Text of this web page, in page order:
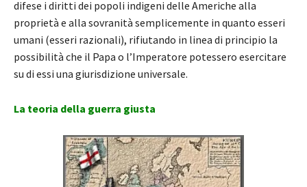
difese i diritti dei popoli indigeni delle Americhe alla
proprietà e alla sovranità semplicemente in quanto esseri
umani (esseri razionali), rifiutando in linea di principio la
possibilità che il Papa o l’Imperatore potessero esercitare
su di essi una giurisdizione universale.
La teoria della guerra giusta